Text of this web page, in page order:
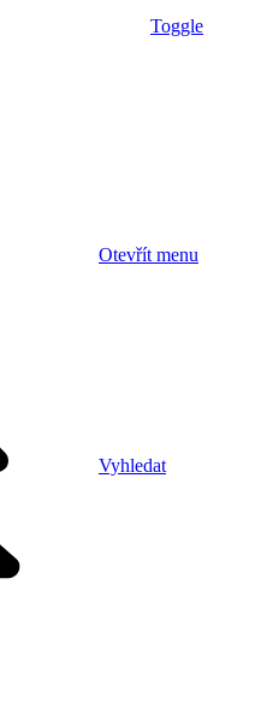
Toggle
Otevřít menu
Vyhledat